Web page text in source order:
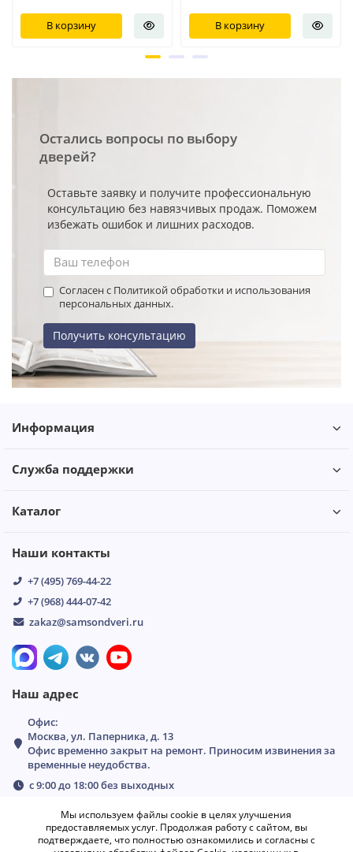
В корзину В корзину
Остались вопросы по выбору
дверей?
Оставьте заявку и получите профессиональную
консультацию без навязчивых продаж. Поможем
избежать ошибок и лишних расходов.
Согласен с Политикой обработки и использования
персональных данных.
Получить консультацию
Информация
Служба поддержки
Каталог
Наши контакты
+7 (495) 769-44-22
+7 (968) 444-07-42
zakaz@samsondveri.ru
Наш адрес
Офис:
Москва, ул. Паперника, д. 13
Офис временно закрыт на ремонт. Приносим извинения за
временные неудобства.
с 9:00 до 18:00 без выходных
Мы используем файлы cookie в целях улучшения
предоставляемых услуг. Продолжая работу с сайтом, вы
подтверждаете, что полностью ознакомились и согласны с